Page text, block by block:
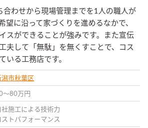
合わせから現場管理までを1人の職人が
望に沿って家づくりを進めるなかで、
スができることが強みです。また宣伝
夫して「無駄」を無くすことで、コス
いる工務店です。
潟市秋葉区
〜80万円
社施工による技術力
ストパフォーマンス